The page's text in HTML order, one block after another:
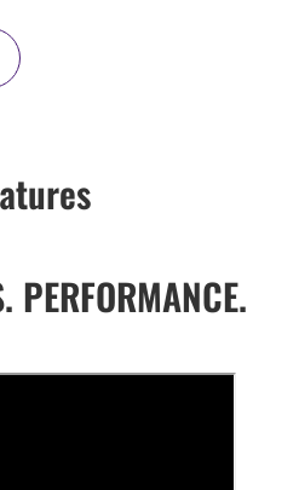
PERFORMANCE.